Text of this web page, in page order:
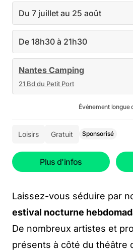
Du 7 juillet au 25 août
De 18h30 à 21h30
Nantes Camping
21 Bd du Petit Port
Événement longue
Loisirs Gratuit Sponsorisé
Plus d'infos
Laissez-vous séduire par
estival nocturne
De nombreux artistes et
présents à côté du théâtre